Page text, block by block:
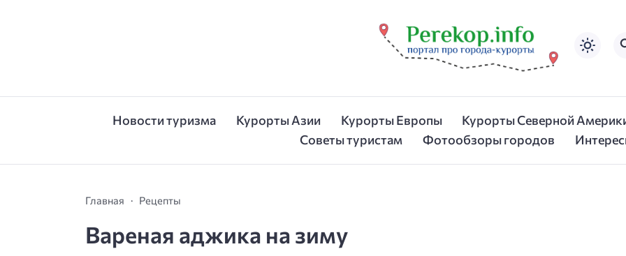
Новости туризма Курорты Азии Курорты Европы Курорты Северной
Советы туристам
Фотообзоры городов
Главная Рецепты
Вареная аджика на зиму